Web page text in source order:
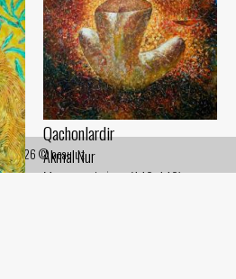
Qachonlardir
Akmal Nur
Mato, moybo‘yoq (140x140) -
2026 © ocau.uz